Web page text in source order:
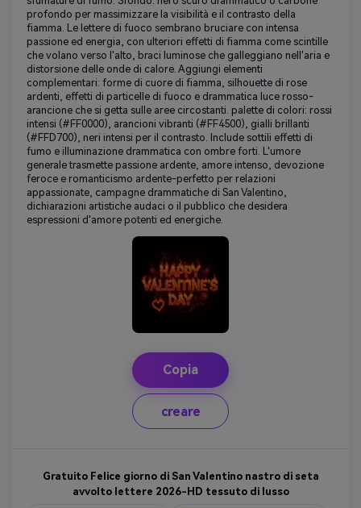
profondo per massimizzare la visibilità e il contrasto della
fiamma. Le lettere di fuoco sembrano bruciare con intensa
passione ed energia, con ulteriori effetti di fiamma come scintille
che volano verso l'alto, braci luminose che galleggiano nell'aria e
distorsione delle onde di calore. Aggiungi elementi
complementari: forme di cuore di fiamma, silhouette di rose
ardenti, effetti di particelle di fuoco e drammatica luce rosso-
arancione che si getta sulle aree circostanti. palette di colori: rossi
intensi (#FF0000), arancioni vibranti (#FF4500), gialli brillanti
(#FFD700), neri intensi per il contrasto. Include sottili effetti di
fumo e illuminazione drammatica con ombre forti. L'umore
generale trasmette passione ardente, amore intenso, devozione
feroce e romanticismo ardente-perfetto per relazioni
appassionate, campagne drammatiche di San Valentino,
dichiarazioni artistiche audaci o il pubblico che desidera
espressioni d'amore potenti ed energiche.
Copia
creare
Gratuito Felice giorno di San Valentino nastro di seta
avvolto lettere 2026-HD tessuto di lusso